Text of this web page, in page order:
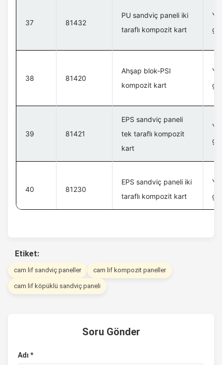
37 81432
PU sandviç paneli iki
taraflı kompozit kart
38 81420
Ahşap blok-PSI
kompozit kart
39 81421
EPS sandviç paneli
tek taraflı kompozit
kart
40 81230
EPS sandviç paneli iki
taraflı kompozit kart
Etiket:
cam lif sandviç paneller cam lif kompozit paneller
cam lif köpüklü sandviç paneli
Soru Gönder
Adı *